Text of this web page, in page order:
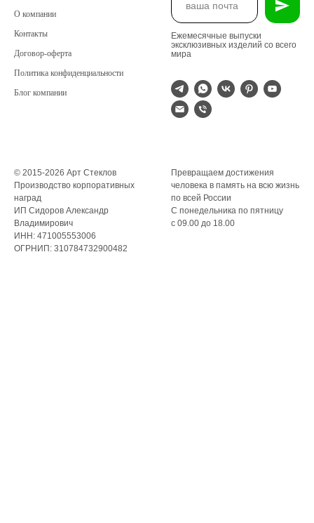
О компании
Контакты
Договор-оферта
Политика конфиденциальности
Блог компании
Ежемесячные выпуски
эксклюзивных изделий со всего
мира
© 2015-2026 Арт Стеклов
Производство корпоративных
наград
ИП Сидоров Александр
Владимирович
ИНН: 471005553006
ОГРНИП: 310784732900482
Превращаем достижения
человека в память на всю жизнь
по всей России
С понедельника по пятницу
с 09.00 до 18.00